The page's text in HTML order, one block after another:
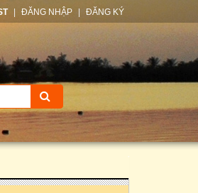
ĐĂNG NHẬP ĐĂNG KÝ